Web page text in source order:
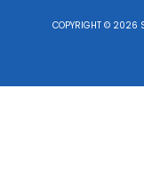
COPYRIGHT © 2026